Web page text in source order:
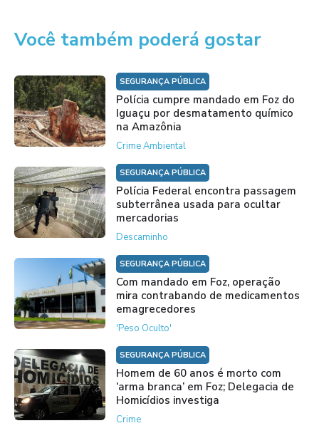
Você também poderá gostar
SEGURANÇA PÚBLICA
Polícia cumpre mandado em Foz do
Iguaçu por desmatamento químico
na Amazônia
Crime Ambiental
SEGURANÇA PÚBLICA
Polícia Federal encontra passagem
subterrânea usada para ocultar
mercadorias
Descaminho
SEGURANÇA PÚBLICA
Com mandado em Foz, operação
mira contrabando de medicamentos
emagrecedores
'Peso Oculto'
SEGURANÇA PÚBLICA
Homem de 60 anos é morto com
‘arma branca’ em Foz; Delegacia de
Homicídios investiga
Crime